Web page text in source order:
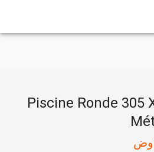
Piscine Ronde 305